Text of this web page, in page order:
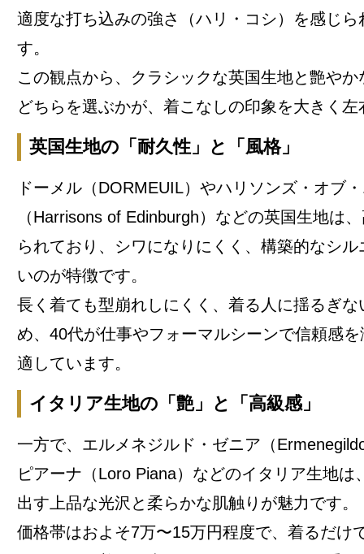
適度な打ち込みの強さ（ハリ・コシ）を感じ
す。
この観点から、クラシックな英国生地と艶や
どちらを選ぶかが、着こなしの印象を大きく左
英国生地の「耐久性」と「風格」
ドーメル（DORMEUIL）やハリソンズ・オブ
（Harrisons of Edinburgh）などの英国生地は
られており、シワになりにくく、構築的なシ
いのが特徴です。
長く着ても型崩れしにくく、着る人に揺るぎ
め、40代が仕事やフォーマルシーンで信頼感
適しています。
イタリア生地の「艶」と「高級感」
一方で、エルメネジルド・ゼニア（
ピアーナ（Loro Piana）などのイタリア生地は
出す上品な光沢と柔らかな肌触りが魅力です。
価格帯はおよそ7万〜15万円程度で、着るだけ